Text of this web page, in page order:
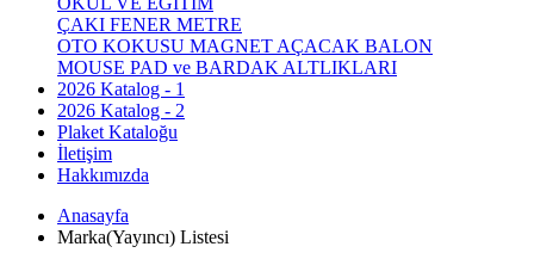
ÇAKI FENER METRE
OTO KOKUSU MAGNET AÇACAK BALON
MOUSE PAD ve BARDAK ALTLIKLARI
2026 Katalog - 1
2026 Katalog - 2
Plaket Kataloğu
İletişim
Hakkımızda
Anasayfa
Marka(Yayıncı) Listesi